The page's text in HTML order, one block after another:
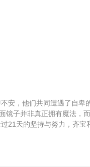
，他们共同遭遇了自卑
镜子并非真正拥有魔法，
21天的坚持与努力，齐宝